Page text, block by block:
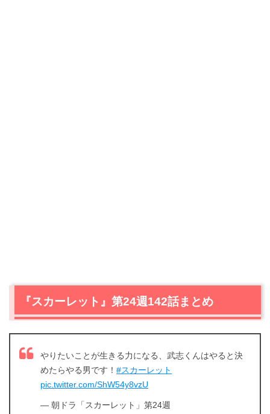
『スカーレット』第24週142話まとめ
やりたいことが生きる力になる、武志くんはやると決
めたらやる男です！ #スカーレット
pic.twitter.com/ShW54y8vzU
— 朝ドラ「スカーレット」第24週